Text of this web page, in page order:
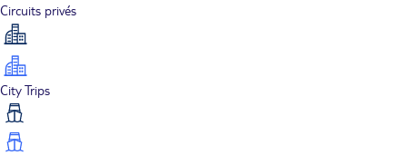
Circuits privés
City Trips